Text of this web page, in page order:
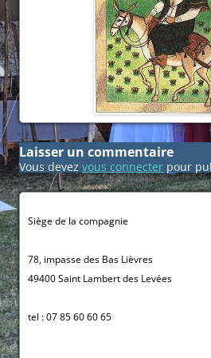
Laisser un commentaire
Vous devez vous connecter pour
Siège de la compagnie
78, impasse des Bas Lièvres
49400 Saint Lambert des Levées
tel : 07 85 60 60 65